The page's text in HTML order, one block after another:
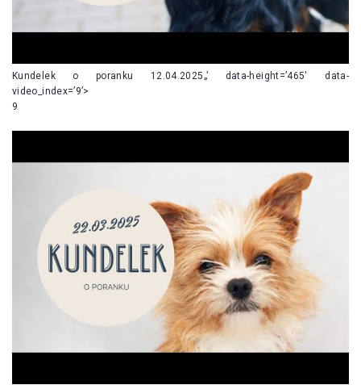
Kundelek o poranku 12.04.2025„’ data-height=’465′ data-
video_index=’9’>
9